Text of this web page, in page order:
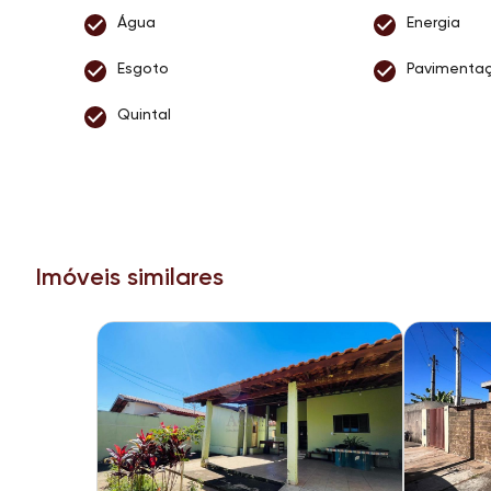
Água Energia
Esgoto
Quintal
Imóveis similares